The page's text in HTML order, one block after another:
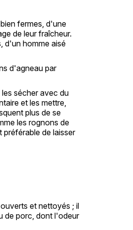
fermes, d'une
de leur fraîcheur.
d'un homme aisé
d'agneau par
sécher avec du
et les mettre,
plus de se
les rognons de
de laisser
et nettoyés ; il
de porc, dont l'odeur